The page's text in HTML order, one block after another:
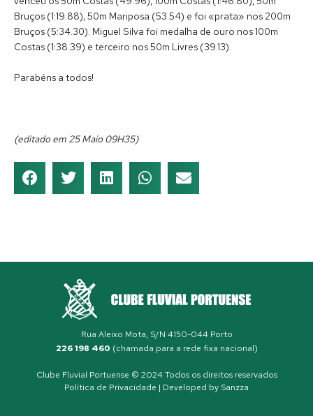
Bruços (1:19.88), 50m Mariposa (53.54) e foi «prata» nos 200m
Bruços (5:34.30). Miguel Silva foi medalha de ouro nos 100m
Costas (1:38.39) e terceiro nos 50m Livres (39.13).
Parabéns a todos!
(editado em 25 Maio 09H35)
Rua Aleixo Mota, S/N 4150-044 Porto
226 198 460 (chamada para a rede fixa nacional)
Clube Fluvial Portuense © 2024 Todos os direitos reservados
Política de Privacidade | Developed by Sanzza